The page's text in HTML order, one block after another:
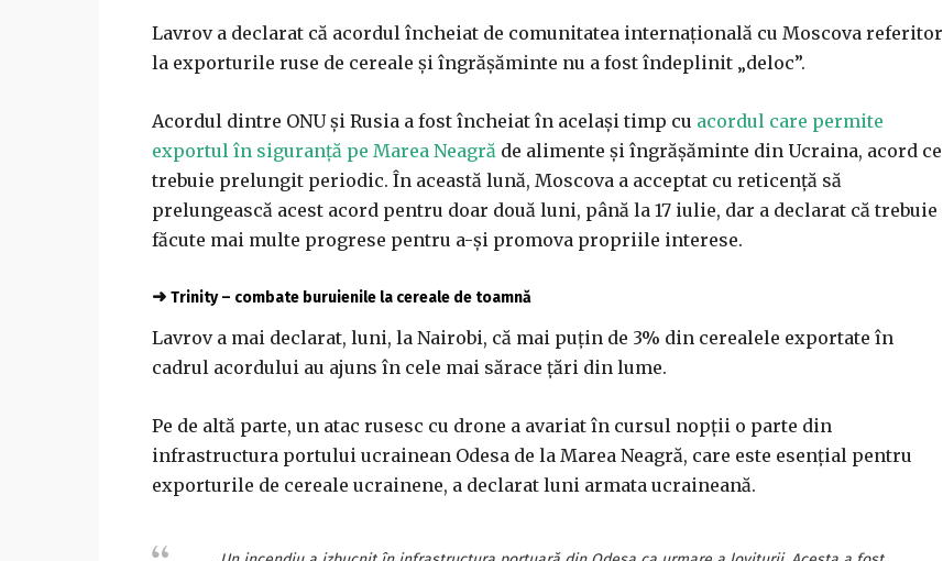
Lavrov a declarat că acordul încheiat de comunitatea internaţională cu Moscova referitor
la exporturile ruse de cereale şi îngrăşăminte nu a fost îndeplinit „deloc”.
Acordul dintre ONU şi Rusia a fost încheiat în acelaşi timp cu acordul care permite
exportul în siguranţă pe Marea Neagră de alimente şi îngrăşăminte din Ucraina, acord ce
trebuie prelungit periodic. În această lună, Moscova a acceptat cu reticenţă să
prelungească acest acord pentru doar două luni, până la 17 iulie, dar a declarat că trebuie
făcute mai multe progrese pentru a-şi promova propriile interese.
➜ Trinity – combate buruienile la cereale de toamnă
Lavrov a mai declarat, luni, la Nairobi, că mai puţin de 3% din cerealele exportate în
cadrul acordului au ajuns în cele mai sărace ţări din lume.
Pe de altă parte, un atac rusesc cu drone a avariat în cursul nopţii o parte din
infrastructura portului ucrainean Odesa de la Marea Neagră, care este esenţial pentru
exporturile de cereale ucrainene, a declarat luni armata ucraineană.